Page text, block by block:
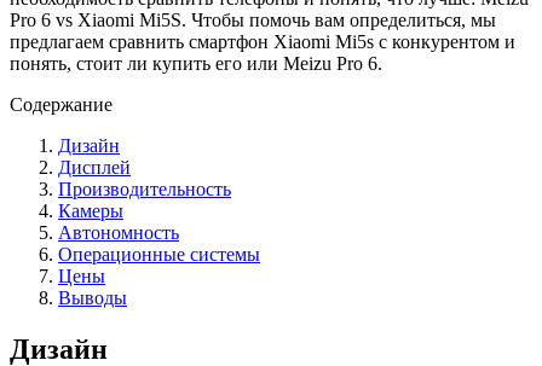
Pro 6 vs Xiaomi Мi5S. Чтобы помочь вам определиться, мы
предлагаем сравнить смартфон Xiaomi Mi5s с конкурентом и
понять, стоит ли купить его или Meizu Pro 6.
Содержание
Дизайн
Дисплей
Производительность
Камеры
Автономность
Операционные системы
Цены
Выводы
Дизайн